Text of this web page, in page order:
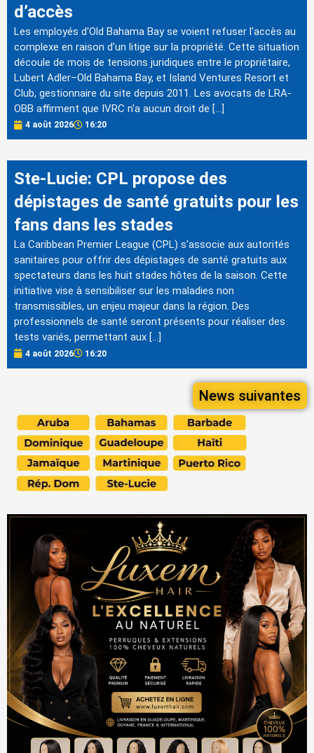
d’accès
Les employés d'Old Bahama Bay se voient refuser l'accès au
complexe en raison d'un litige sur la propriété. Cette situation
découle de mois de tensions juridiques entre le propriétaire,
Lubert Adler–Old Bahama Bay, et Island Ventures Resort et
Club, gestionnaire du site depuis 2011. Les avocats de LRA-
OBB affirment que IVRC n'a aucun droit de […]
4 août 2026 16:20
Ste-Lucie: CPL propose des
dépistages de santé gratuits pour les
fans dans les stades
La Caribbean Premier League (CPL) s'associe aux autorités
sanitaires pour offrir des dépistages de santé gratuits aux
spectateurs dans les huit stades hôtes de la saison. Cette
initiative vise à sensibiliser sur les maladies non
transmissibles, un enjeu majeur dans la région. Des
professionnels de santé seront présents pour réaliser des
tests variés, permettant aux […]
4 août 2026 16:20
News suivantes